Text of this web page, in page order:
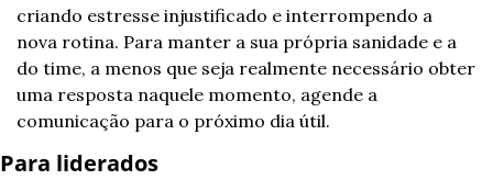
criando estresse injustificado e interrompendo a
nova rotina. Para manter a sua própria sanidade e a
do time, a menos que seja realmente necessário obter
uma resposta naquele momento, agende a
comunicação para o próximo dia útil.
Para liderados